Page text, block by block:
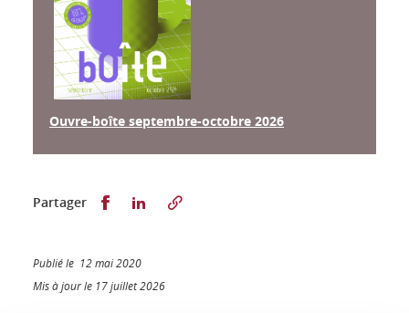
Ouvre-boîte septembre-octobre 2026
Partager Partager sur Facebook
Partager sur LinkedIn
Publié le 12 mai 2020
Mis à jour le 17 juillet 2026